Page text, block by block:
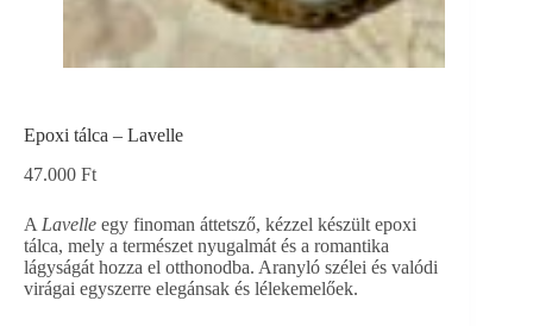
Epoxi tálca – Lavelle
47.000 Ft
A Lavelle egy finoman áttetsző, kézzel készült epoxi
tálca, mely a természet nyugalmát és a romantika
lágyságát hozza el otthonodba. Aranyló szélei és valódi
virágai egyszerre elegánsak és lélekemelőek.